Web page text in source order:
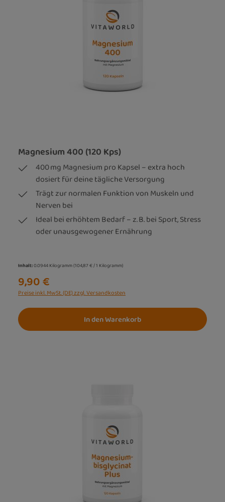
Magnesium 400 (120 Kps)
400 mg Magnesium pro Kapsel – extra hoch
dosiert für deine tägliche Versorgung
Trägt zur normalen Funktion von Muskeln und
Nerven bei
Ideal bei erhöhtem Bedarf – z. B. bei Sport, Stress
oder unausgewogener Ernährung
Inhalt:0.0944 Kilogramm(104,87 € / 1 Kilogramm)
9,90 €
Preise inkl. MwSt. (DE) zzgl. Versandkosten
In den Warenkorb